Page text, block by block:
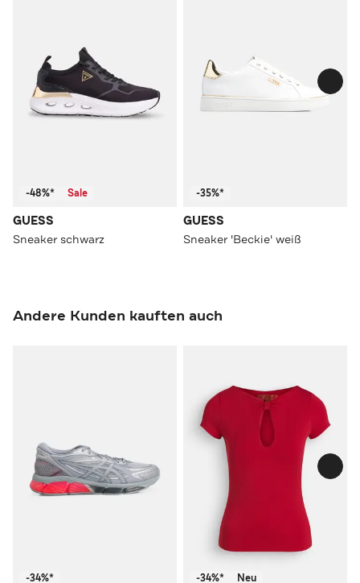
-48%* Sale
GUESS
Sneaker schwarz
-35%*
GUESS
Sneaker 'Beckie' weiß
Andere Kunden kauften auch
-34%* -34%* Neu